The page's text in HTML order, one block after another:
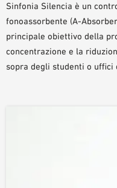
AUSILII PER LA PROGETTAZIONE
ORDINE CAMPIONE
Sinfonia Silencia è un
fonoassorbente (A-
principale obiettivo della
concentrazione e la
sopra degli studenti o uffici